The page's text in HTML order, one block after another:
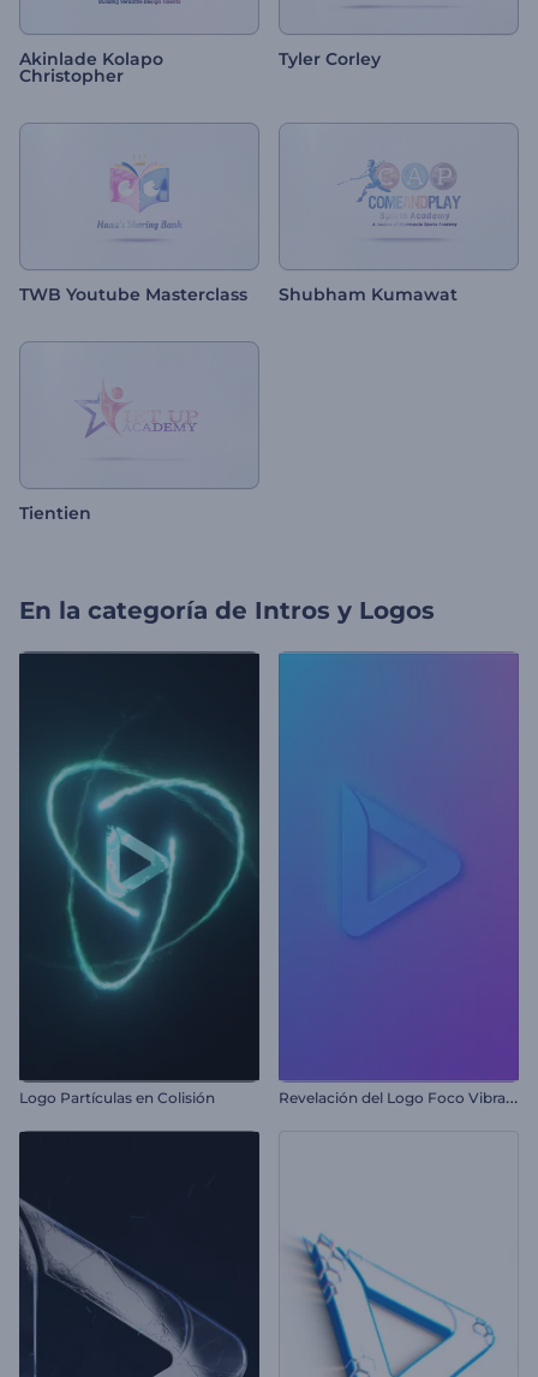
Akinlade Kolapo
Christopher
Tyler Corley
TWB Youtube Masterclass Shubham Kumawat
Tientien
En la categoría de Intros y Logos
Logo Partículas en Colisión R
evelación del Logo Foco Vibrante